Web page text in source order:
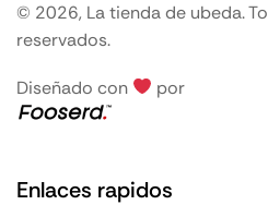
© 2026, La tienda de ubeda.
reservados.
Diseñado con por
Enlaces rapidos